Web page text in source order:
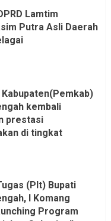
Lamtim
Putra Asli Daerah
kembali
prestasi
di tingkat
(Plt) Bupati
I Komang
Program